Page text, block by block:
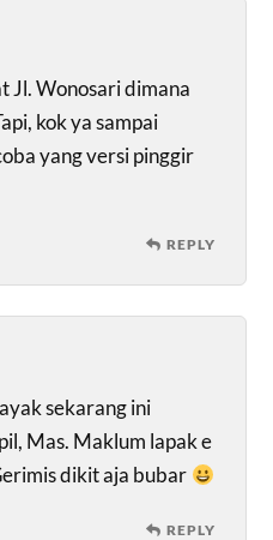
Jl. Wonosari dimana
kok ya sampai
yang versi pinggir
REPLY
sekarang ini
Mas. Maklum lapak e
dikit aja bubar
REPLY